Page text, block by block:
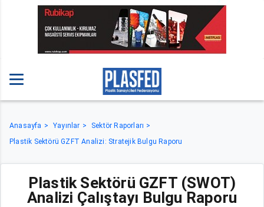
Anasayfa Yayınlar
Sektör Raporları
Plastik Sektörü GZFT Analizi: Stratejik Bulgu Raporu
Plastik Sektörü GZFT (SWOT)
Analizi Çalıştayı Bulgu Raporu